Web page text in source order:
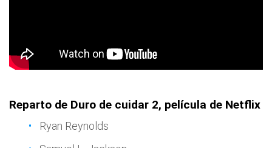
Reparto de Duro de cuidar 2, película de Netflix
Ryan Reynolds